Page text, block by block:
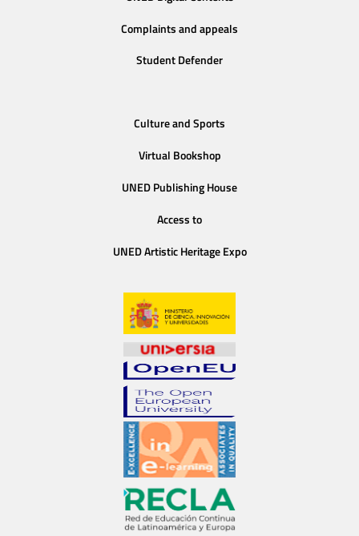
Complaints and appeals
Student Defender
Culture and Sports
Virtual Bookshop
UNED Publishing House
Access to
UNED Artistic Heritage Expo